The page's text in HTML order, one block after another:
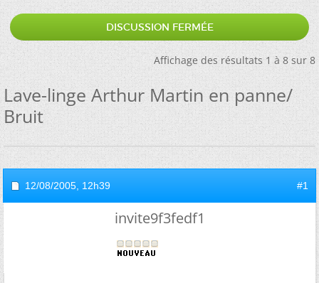
DISCUSSION FERMÉE
Affichage des résultats 1 à 8 sur 8
Lave-linge Arthur Martin en panne/
Bruit
12/08/2005, 12h39 #1
invite9f3fedf1